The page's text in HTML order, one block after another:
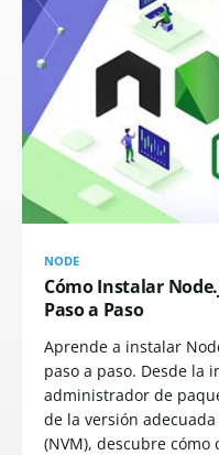
NODE
Cómo Instalar
Paso a Paso
Aprende a instalar
paso a paso. Desde la
administrador de
de la versión
(NVM), descubre